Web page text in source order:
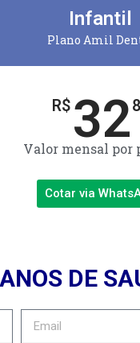
Infantil
Plano Amil
R$ 32
Valor mensal por
Cotar via
DE